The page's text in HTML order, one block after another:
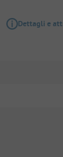
Dettagli e